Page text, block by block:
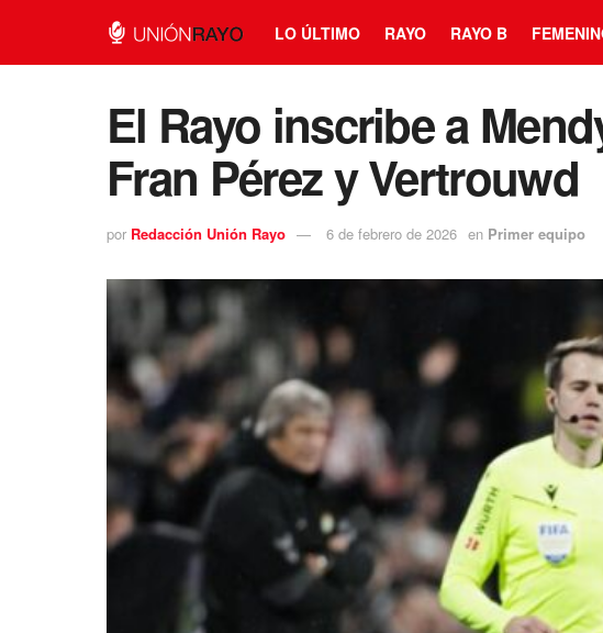
LO ÚLTIMO RAYO RAYO B
El Rayo inscribe a
Fran Pérez y Vertrouwd
por Redacción Unión Rayo 6 de febrero de 2026 en Primer equipo